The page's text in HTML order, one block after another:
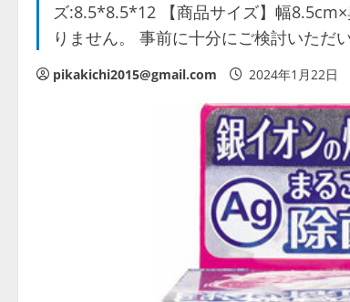
ズ:8.5*8.5*12 【商品サイズ】幅
りません。 事前に十分にご検討いただ
pikakichi2015@gmail.com 2024年1月22日